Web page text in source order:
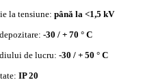
la tensiune: până la <1,5 kV
-30 / + 70 ° C
de lucru: -30 / + 50 ° C
IP 20